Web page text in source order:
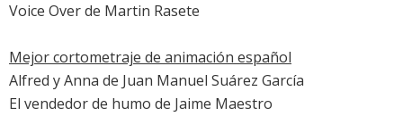
Voice Over de Martin Rasete
Mejor cortometraje de animación español
Alfred y Anna de Juan Manuel Suárez García
El vendedor de humo de Jaime Maestro